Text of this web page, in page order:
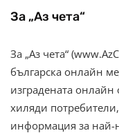
За „Аз чета“
За „Аз чета“
българска онлайн
изградената онлайн
хиляди
информация за най-